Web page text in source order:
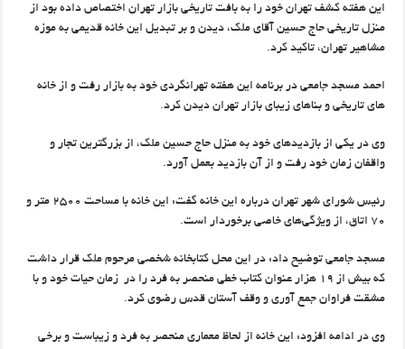
این هفته کشف تهران خود را به بافت تاریخی بازار تهران اختصاص داده بود از
منزل تاریخی حاج حسین آقای ملک، دیدن و بر تبدیل این خانه قدیمی به موزه
مشاهیر تهران، تاکید کرد.
احمد مسجد جامعی در برنامه این هفته تهرانگردی خود به بازار رفت و از خانه
های تاریخی و بناهای زیبای بازار تهران دیدن کرد.
وی در یکی از بازدیدهای خود به منزل حاج حسین ملک، از بزرگترین تجار و
واقفان زمان خود رفت و از آن بازدید بعمل آورد.
رئیس شورای شهر تهران درباره این خانه گفت: این خانه با مساحت ۲۵۰۰ متر و
۷۰ اتاق، از ویژگی‌های خاصی برخوردار است.
مسجد جامعی توضیح داد: در این محل کتابخانه شخصی مرحوم ملک قرار داشت
که بیش از ۱۹ هزار عنوان کتاب خطی منحصر به فرد را در زمان حیات خود و با
مشقت فراوان جمع آوری و وقف آستان قدس رضوی کرد.
وی در ادامه افزود: این خانه از لحاظ معماری منحصر به فرد و زیباست و برخی